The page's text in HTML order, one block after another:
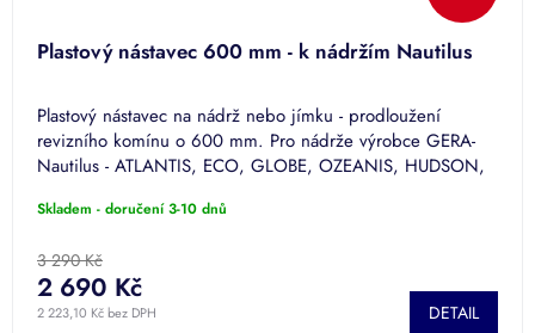
Plastový nástavec 600 mm - k nádržím Nautilus
Plastový nástavec na nádrž nebo jímku - prodloužení
revizního komínu o 600 mm. Pro nádrže výrobce GERA-
Nautilus - ATLANTIS, ECO, GLOBE, OZEANIS, HUDSON,
Skladem - doručení 3-10 dnů
3 290 Kč
2 223,10 Kč bez DPH
2 690 Kč
DETAIL